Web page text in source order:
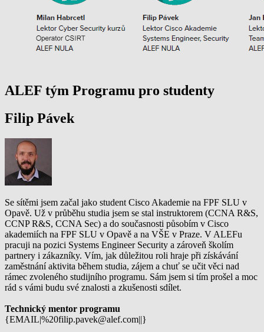
ALEF tým Programu pro studenty
Filip Pávek
Se sítěmi jsem začal jako student Cisco Akademie na FPF SLU v
Opavě. Už v průběhu studia jsem se stal instruktorem (CCNA R&S,
CCNP R&S, CCNA Sec) a do současnosti působím v Cisco
akademiích na FPF SLU v Opavě a na VŠE v Praze. V ALEFu
pracuji na pozici Systems Engineer Security a zároveň školím
partnery i zákazníky. Vím, jak důležitou roli hraje při získávání
zaměstnání aktivita během studia, zájem a chuť se učit věci nad
rámec zvoleného studijního programu. Sám jsem si tím prošel a moc
rád s vámi budu své znalosti a zkušenosti sdílet.
Technický mentor programu
{EMAIL|%20filip.pavek@alef.com||}